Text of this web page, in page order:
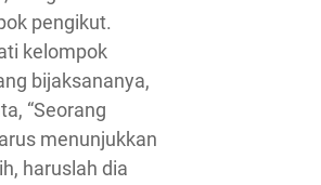
pengikut.
kelompok
bijaksananya,
“Seorang
menunjukkan
haruslah dia